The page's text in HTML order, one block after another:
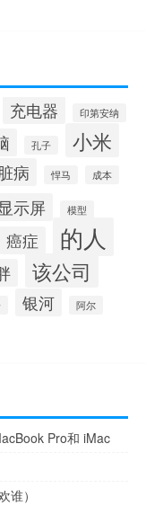
充电器 印第安纳
孔子 小米
病 悍马 成本
显示屏 模型
癌症 的人
该公司
银河 阿尔
Pro和 iMac
谁）